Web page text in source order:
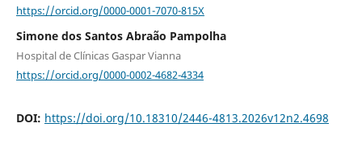
https://orcid.org/0000-0001-7070-815X
Simone dos Santos Abraão Pampolha
Hospital de Clínicas Gaspar Vianna
https://orcid.org/0000-0002-4682-4334
DOI: https://doi.org/10.18310/2446-4813.2026v12n2.4698